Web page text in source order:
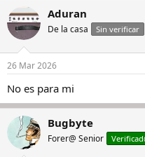
Aduran
De la casa Sin verificar
26 Mar 2026
No es para mi
Bugbyte
Forer@ Senior